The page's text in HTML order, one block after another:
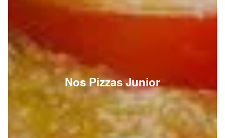
Nos Pizzas Junior